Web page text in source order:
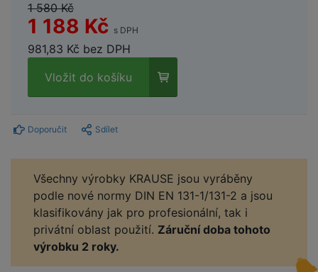
1 580 Kč
1 188 Kč s DPH
981,83 Kč bez DPH
Vložit do košíku
Doporučit Sdílet
Všechny výrobky KRAUSE jsou vyráběny
podle nové normy DIN EN 131-1/131-2 a jsou
klasifikovány jak pro profesionální, tak i
privátní oblast použití. Záruční doba tohoto
výrobku 2 roky.